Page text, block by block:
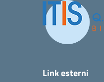
Link esterni